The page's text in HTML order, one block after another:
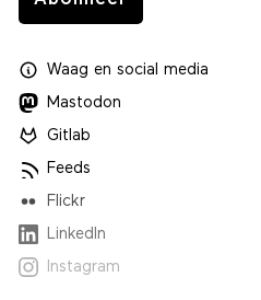
Waagen social media
Mastodon
Gitlab
Feeds
Flickr
LinkedIn
Instagram